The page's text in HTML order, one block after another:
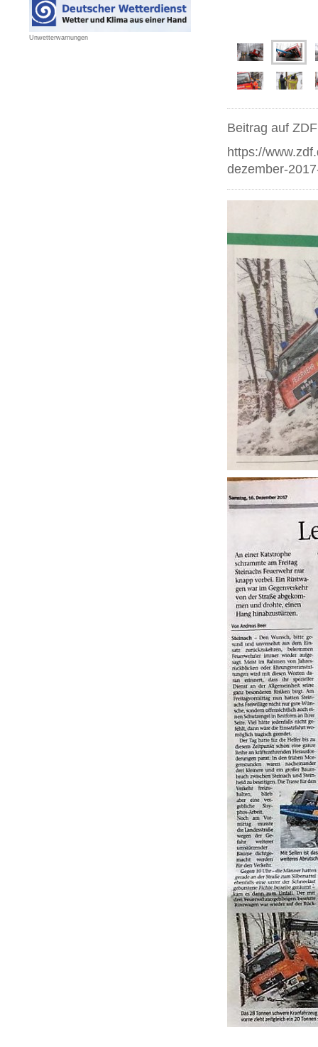
Unwetterwarnungen
Beitrag auf
https://
dezember-